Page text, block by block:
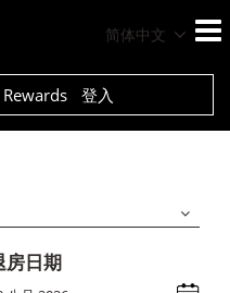
简体中文
登入
房日期